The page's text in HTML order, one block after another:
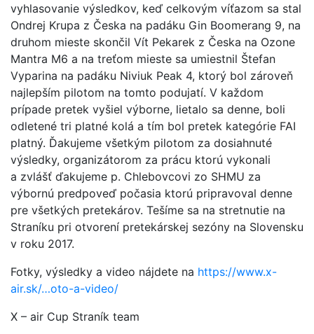
vyhlasovanie výsledkov, keď celkovým víťazom sa stal
Ondrej Krupa z Česka na padáku Gin Boomerang 9, na
druhom mieste skončil Vít Pekarek z Česka na Ozone
Mantra M6 a na treťom mieste sa umiestnil Štefan
Vyparina na padáku Niviuk Peak 4, ktorý bol zároveň
najlepším pilotom na tomto podujatí. V každom
prípade pretek vyšiel výborne, lietalo sa denne, boli
odletené tri platné kolá a tím bol pretek kategórie FAI
platný. Ďakujeme všetkým pilotom za dosiahnuté
výsledky, organizátorom za prácu ktorú vykonali
a zvlášť ďakujeme p. Chlebovcovi zo SHMU za
výbornú predpoveď počasia ktorú pripravoval denne
pre všetkých pretekárov. Tešíme sa na stretnutie na
Straníku pri otvorení pretekárskej sezóny na Slovensku
v roku 2017.
Fotky, výsledky a video nájdete na https://www.x-
air.sk/…oto-a-video/
X – air Cup Straník team